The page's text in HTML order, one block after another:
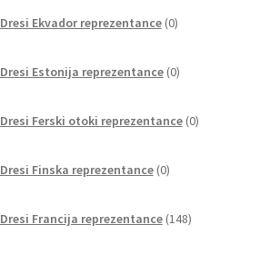
Dresi Ekvador reprezentance 0izdelkov
Dresi Estonija reprezentance 0izdelkov
Dresi Ferski otoki reprezentance 0izdelkov
Dresi Finska reprezentance 0izdelkov
Dresi Francija reprezentance 148izdelkov